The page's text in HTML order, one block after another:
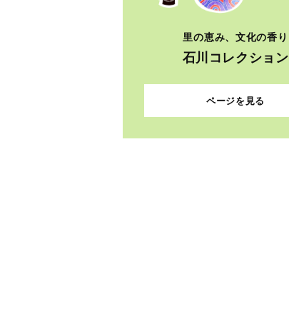
里の恵み、文化の香り
石川コレクション
ページを見る